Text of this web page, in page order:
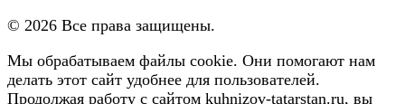
© 2026 Все права защищены.
Мы обрабатываем файлы cookie. Они помогают нам
делать этот сайт удобнее для пользователей.
Продолжая работу с сайтом kuhnizov-tatarstan.ru, вы